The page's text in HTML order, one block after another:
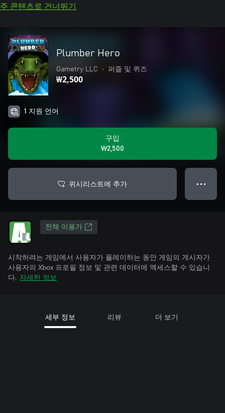
주 콘텐츠로 건너뛰기
Plumber Hero
Gametry LLC • 퍼즐 및 퀴즈
₩2,500
1 지원 언어
구입
₩2,500
위시리스트에 추가 ● ● ●
전체 이용가
시작하려는 게임에서 사용자가 플레이하는 동안 게임의 게시자가
사용자의 Xbox 프로필 정보 및 관련 데이터에 액세스할 수 있습니
다. 자세한 정보
세부 정보 리뷰 더 보기